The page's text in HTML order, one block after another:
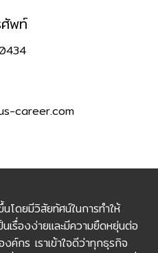
ศัพท์
career.com
ดยมีวิสัยทัศน์ในการทำให้
นเรื่องง่ายและมีความยืดหยุ่นต่อ
ค์กร เราเข้าใจดีว่าทุกธุรกิจ